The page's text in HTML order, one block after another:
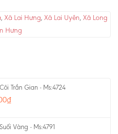
, Xã Lai Hưng, Xã Lai Uyên, Xã Long
Hưng
Trần Gian - Ms:4724
₫
Vàng - Ms:4791